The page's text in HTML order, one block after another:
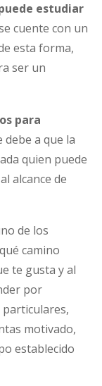
estudiar
cuente con un
esta forma,
ser un
para
a que la
quien puede
alcance de
de los
camino
te gusta y al
por
motivado,
establecido